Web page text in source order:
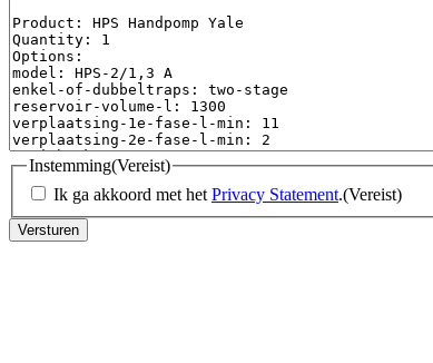
Instemming(Vereist)
Ik ga akkoord met het Privacy Statement.(Vereist)